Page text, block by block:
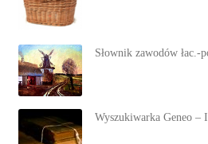
Słownik zawodów łac.-
Wyszukiwarka Geneo –